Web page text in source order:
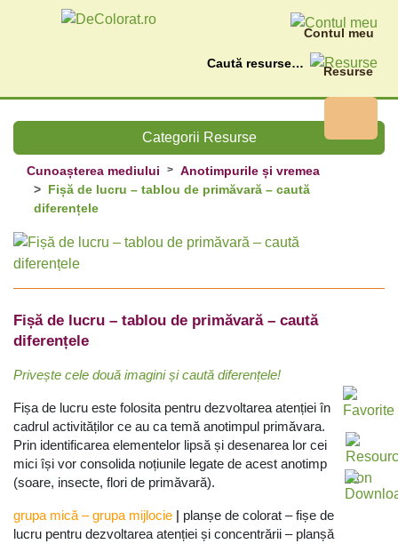
Contul meu
Resurse
Caută
Categorii Resurse
Cunoașterea mediului
Anotimpurile și vremea
Fișă de lucru – tablou de primăvară – caută
diferențele
Fișă de lucru – tablou de primăvară – caută
diferențele
Privește cele două imagini și caută diferențele!
Fișa de lucru este folosita pentru dezvoltarea atenției în
cadrul activităților ce au ca temă anotimpul primăvara.
Prin identificarea elementelor lipsă și desenarea lor cei
mici își vor consolida noțiunile legate de acest anotimp
(soare, insecte, flori de primăvară).
grupa mică – grupa mijlocie | planșe de colorat – fișe de
lucru pentru dezvoltarea atenției și concentrării – planșă